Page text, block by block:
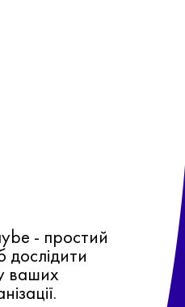
- простий
дослідити
ваших